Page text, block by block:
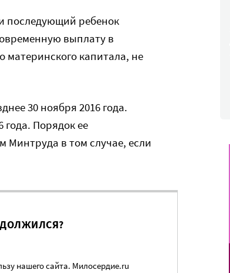
последующий ребенок
выплату в
материнского капитала, не
30 ноября 2016 года.
Порядок ее
Минтруда в том случае, если
нашего сайта. Милосердие.ru